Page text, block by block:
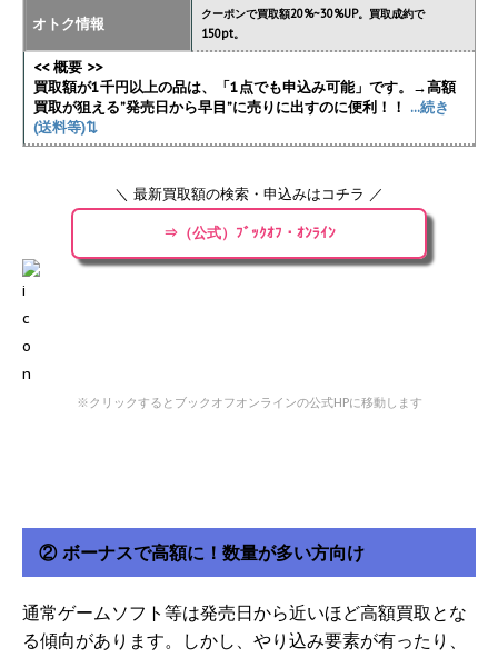
オトク情報
クーポンで買取額20%~30%UP。買取成約で
150pt。
<< 概要 >>
買取額が1千円以上の品は、「1点でも申込み可能」です。→高額
買取が狙える”発売日から早目”に売りに出すのに便利！！ ...続き
(送料等)⇅
＼ 最新買取額の検索・申込みはコチラ ／
⇒（公式）ﾌﾞｯｸｵﾌ・ｵﾝﾗｲﾝ
※クリックするとブックオフオンラインの公式HPに移動します
② ボーナスで高額に！数量が多い方向け
通常ゲームソフト等は発売日から近いほど高額買取とな
る傾向があります。しかし、やり込み要素が有ったり、